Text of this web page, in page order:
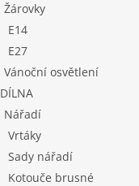
Žárovky
E14
E27
Vánoční osvětlení
DÍLNA
Nářadí
Vrtáky
Sady nářadí
Kotouče brusné